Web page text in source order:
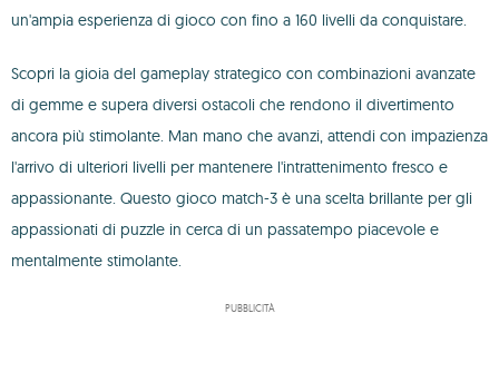
un'ampia esperienza di gioco con fino a 160 livelli da conquistare.
Scopri la gioia del gameplay strategico con combinazioni avanzate
di gemme e supera diversi ostacoli che rendono il divertimento
ancora più stimolante. Man mano che avanzi, attendi con impazienza
l'arrivo di ulteriori livelli per mantenere l'intrattenimento fresco e
appassionante. Questo gioco match-3 è una scelta brillante per gli
appassionati di puzzle in cerca di un passatempo piacevole e
mentalmente stimolante.
PUBBLICITÀ